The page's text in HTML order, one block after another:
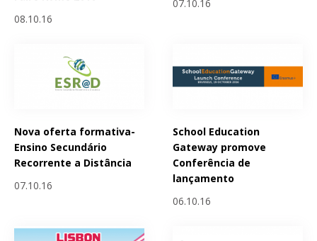
08.10.16
07.10.16
Nova oferta formativa-
Ensino Secundário
Recorrente a Distância
07.10.16
School Education
Gateway promove
Conferência de
lançamento
06.10.16